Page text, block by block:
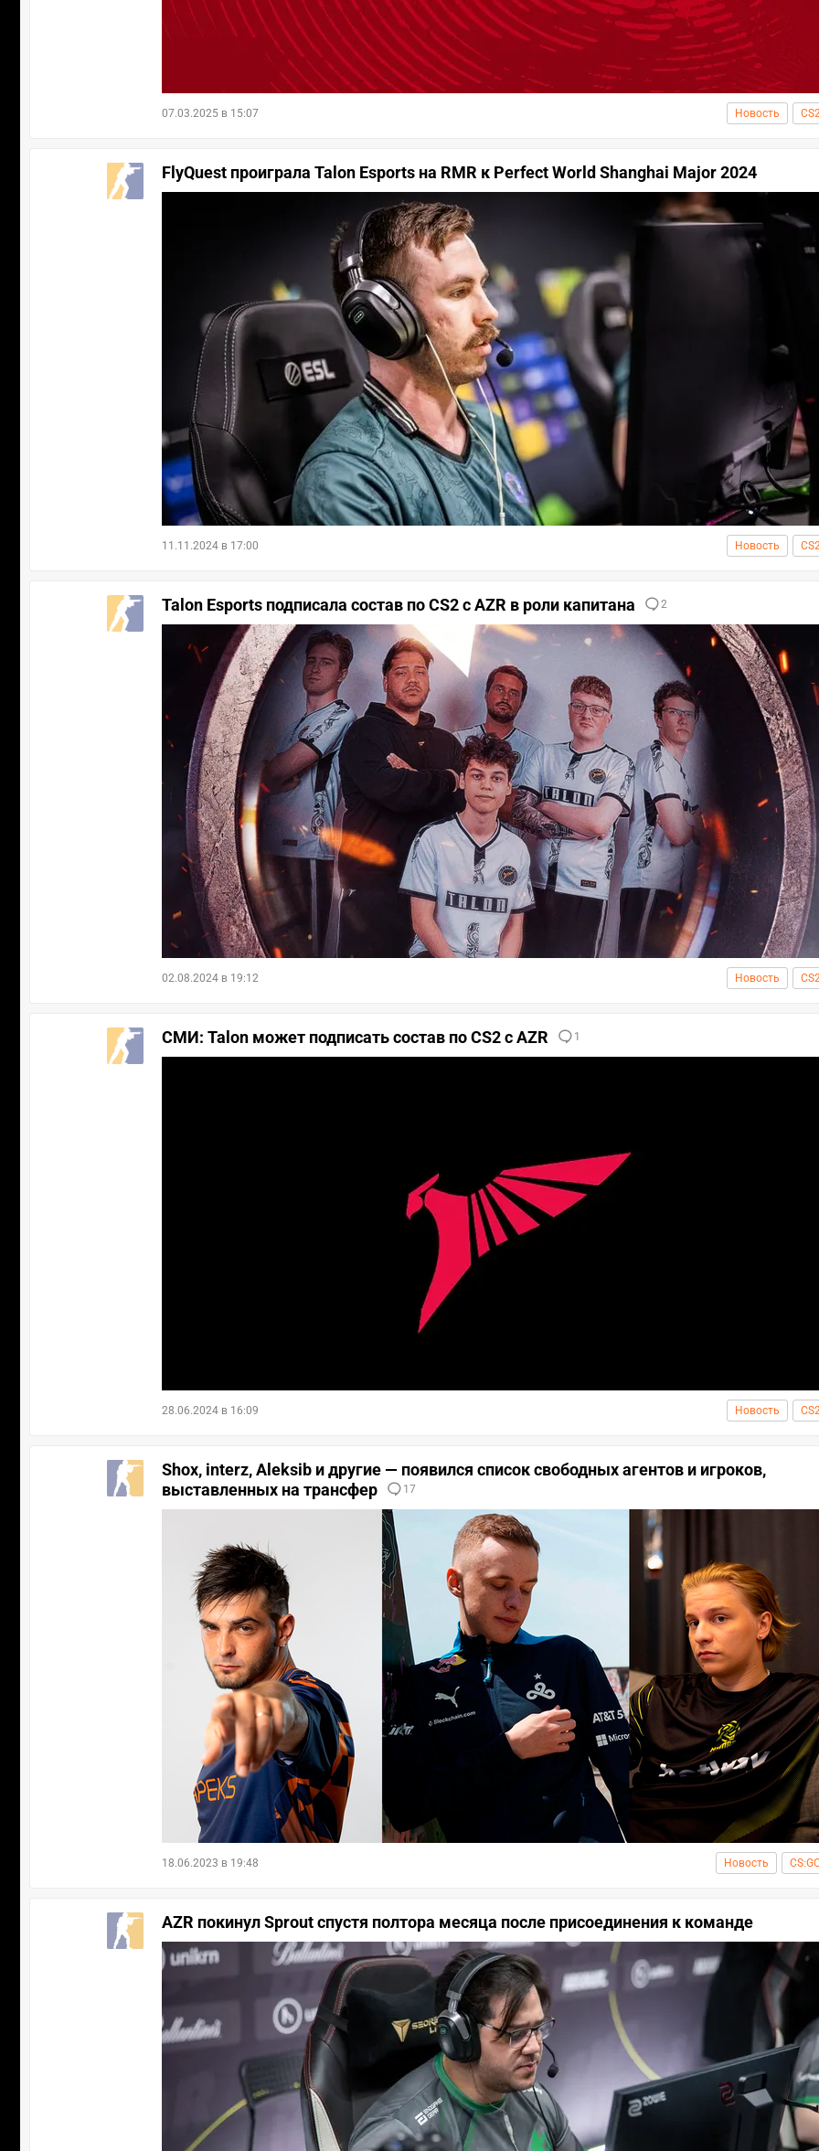
07.03.2025 в 15:07 Новость
FlyQuest проиграла Talon Esports на RMR к Perfect World Shanghai Major 2024
11.11.2024 в 17:00 Новость
Talon Esports подписала состав по CS2 с AZR в роли капитана 2
02.08.2024 в 19:12 Новость
СМИ: Talon может подписать состав по CS2 с AZR 1
28.06.2024 в 16:09 Новость
Shox, interz, Aleksib и другие — появился список свободных агентов и игроков,
выставленных на трансфер
17
18.06.2023 в 19:48 Новость
AZR покинул Sprout спустя полтора месяца после присоединения к команде